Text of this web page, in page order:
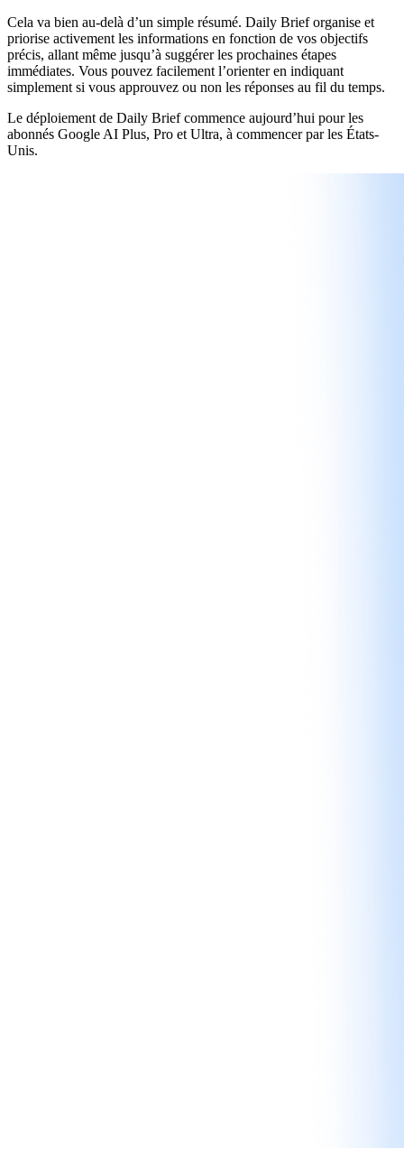
Cela va bien au-delà d’un simple résumé. Daily Brief organise et
priorise activement les informations en fonction de vos objectifs
précis, allant même jusqu’à suggérer les prochaines étapes
immédiates. Vous pouvez facilement l’orienter en indiquant
simplement si vous approuvez ou non les réponses au fil du temps.
Le déploiement de Daily Brief commence aujourd’hui pour les
abonnés Google AI Plus, Pro et Ultra, à commencer par les États-
Unis.